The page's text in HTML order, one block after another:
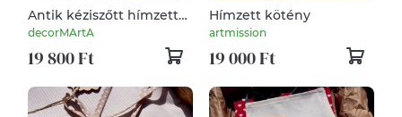
Antik kéziszőtt hímzett
népviseleti kötény
decorMArtA
19 800 Ft
Hímzett kötény
artmission
19 000 Ft